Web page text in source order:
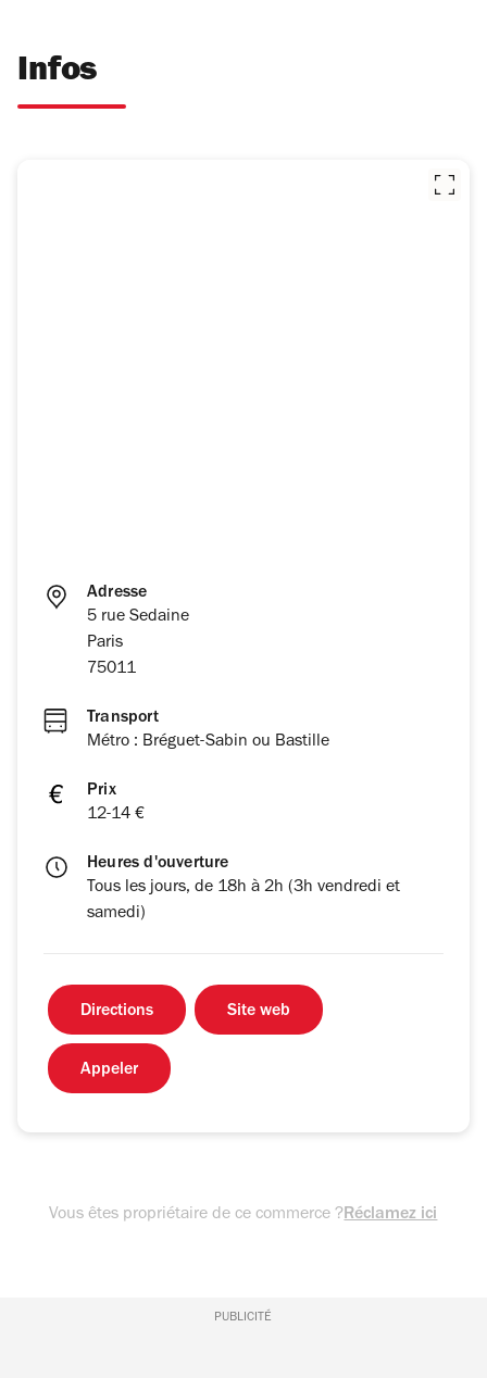
Infos
Adresse
5 rue Sedaine
Paris
75011
Transport
Métro : Bréguet-Sabin ou Bastille
Prix
12-14 €
Heures d'ouverture
Tous les jours, de 18h à 2h (3h vendredi et
samedi)
Directions Site web
Appeler
Vous êtes propriétaire de ce commerce ?Réclamez ici
PUBLICITÉ